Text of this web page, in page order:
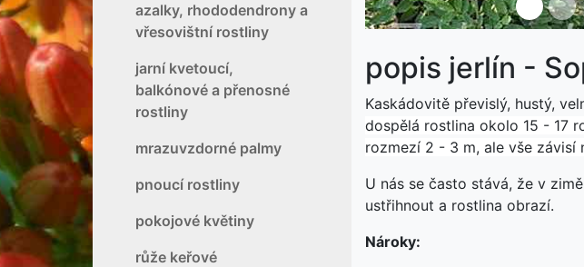
azalky, rhododendrony a
vřesovištní rostliny
jarní kvetoucí,
balkónové a přenosné
rostliny
mrazuvzdorné palmy
pnoucí rostliny
pokojové květiny
růže keřové
popis jerlín -
Kaskádovitě převislý, hustý,
dospělá rostlina okolo 15 - 17
rozmezí 2 - 3 m, ale vše závisí
U nás se často stává, že v
ustřihnout a rostlina obrazí.
Nároky: